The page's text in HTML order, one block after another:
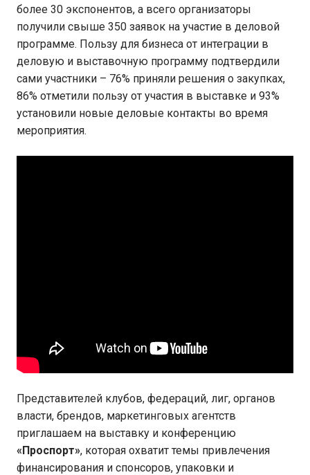
более 30 экспонентов, а всего организаторы
получили свыше 350 заявок на участие в деловой
программе. Пользу для бизнеса от интеграции в
деловую и выставочную программу подтвердили
сами участники – 76% приняли решения о закупках,
86% отметили пользу от участия в выставке и 93%
установили новые деловые контакты во время
мероприятия.
Представителей клубов, федераций, лиг, органов
власти, брендов, маркетинговых агентств
приглашаем на выставку и конференцию
«Проспорт», которая охватит темы привлечения
финансирования и спонсоров, упаковки и